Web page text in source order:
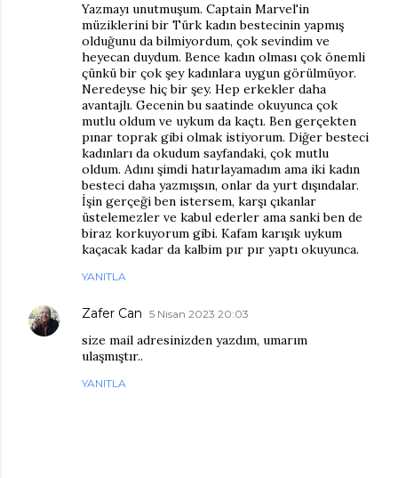
Yazmayı unutmuşum. Captain Marvel'in
müziklerini bir Türk kadın bestecinin yapmış
olduğunu da bilmiyordum, çok sevindim ve
heyecan duydum. Bence kadın olması çok önemli
çünkü bir çok şey kadınlara uygun görülmüyor.
Neredeyse hiç bir şey. Hep erkekler daha
avantajlı. Gecenin bu saatinde okuyunca çok
mutlu oldum ve uykum da kaçtı. Ben gerçekten
pınar toprak gibi olmak istiyorum. Diğer besteci
kadınları da okudum sayfandaki, çok mutlu
oldum. Adını şimdi hatırlayamadım ama iki kadın
besteci daha yazmışsın, onlar da yurt dışındalar.
İşin gerçeği ben istersem, karşı çıkanlar
üstelemezler ve kabul ederler ama sanki ben de
biraz korkuyorum gibi. Kafam karışık uykum
kaçacak kadar da kalbim pır pır yaptı okuyunca.
YANITLA
Zafer Can 5 Nisan 2023 20:03
size mail adresinizden yazdım, umarım
ulaşmıştır..
YANITLA